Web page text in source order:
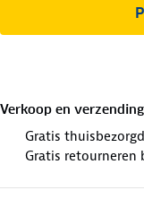
Verkoop en
Gratis
Gratis retourneren